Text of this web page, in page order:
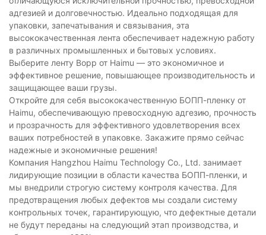
адгезией и долговечностью. Идеально подходящая для
упаковки, запечатывания и связывания, эта
высококачественная лента обеспечивает надежную работу
в различных промышленных и бытовых условиях.
Выберите ленту Bopp от Haimu — это экономичное и
эффективное решение, повышающее производительность и
защищающее ваши грузы.
Откройте для себя высококачественную БОПП-пленку от
Haimu, обеспечивающую превосходную адгезию, прочность
и прозрачность для эффективного удовлетворения всех
ваших потребностей в упаковке. Закажите прямо сейчас
надежные и экономичные решения!
Компания Hangzhou Haimu Technology Co., Ltd. занимает
лидирующие позиции в области качества БОПП-пленки, и
мы внедрили строгую систему контроля качества. Для
предотвращения любых дефектов мы создали систему
контрольных точек, гарантирующую, что дефектные детали
не будут переданы на следующий этап производства, и